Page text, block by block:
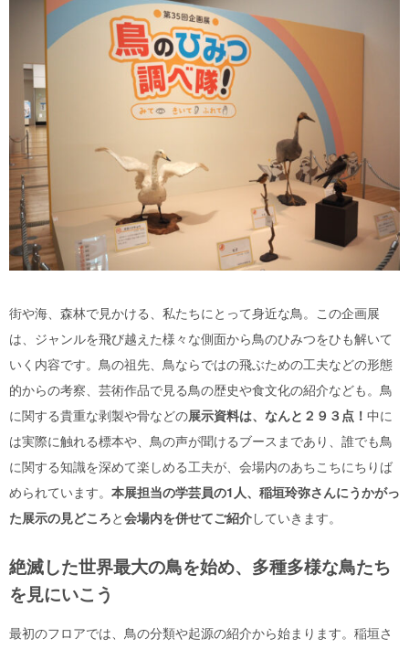
街や海、森林で見かける、私たちにとって身近な鳥。この企画展
は、ジャンルを飛び越えた様々な側面から鳥のひみつをひも解いて
いく内容です。鳥の祖先、鳥ならではの飛ぶための工夫などの形態
的からの考察、芸術作品で見る鳥の歴史や食文化の紹介なども。鳥
に関する貴重な剥製や骨などの展示資料は、なんと２９３点！ 中に
は実際に触れる標本や、鳥の声が聞けるブースまであり、誰でも鳥
に関する知識を深めて楽しめる工夫が、会場内のあちこちにちりば
められています。 本展担当の学芸員の1人、稲垣玲弥さんにうかがっ
た展示の見どころと会場内を併せてご紹介していきます。
絶滅した世界最大の鳥を始め、多種多様な鳥たち
を見にいこう
最初のフロアでは、鳥の分類や起源の紹介から始まります。稲垣さ